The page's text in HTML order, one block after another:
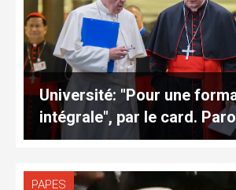
Université: "Pour une
intégrale", par le card.
PAPES